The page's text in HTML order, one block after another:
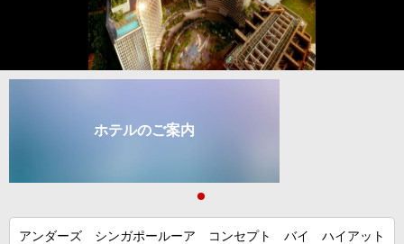
ホテルのご案内
アンダーズ シンガポールーア コンセプト バイ ハイアット